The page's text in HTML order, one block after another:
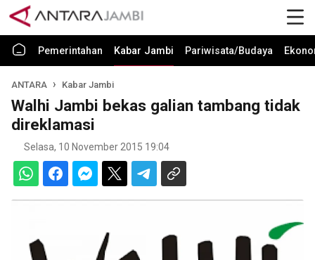
Pemerintahan Kabar Jambi Pariwisata/Budaya
ANTARA Kabar Jambi
Walhi Jambi bekas galian tambang tidak
direklamasi
Selasa, 10 November 2015 19:04